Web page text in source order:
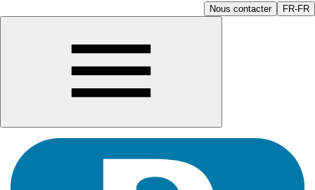
Nous contacter FR-FR